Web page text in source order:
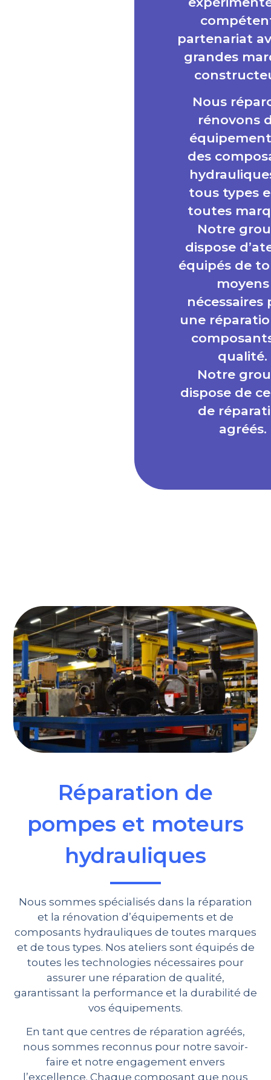
partenariat
grandes
Nous
rénovons
des
tous types
toutes
Notre
dispose
équipés de
moyens
nécessaires
une
qualité.
Notre
dispose de
de
agréés.
Réparation de
pompes et moteurs
hydrauliques
Nous sommes spécialisés dans la réparation
et la rénovation d’équipements et de
composants hydrauliques de toutes marques
et de tous types. Nos ateliers sont équipés de
toutes les technologies nécessaires pour
assurer une réparation de qualité,
garantissant la performance et la durabilité de
vos équipements.
En tant que centres de réparation agréés,
nous sommes reconnus pour notre savoir-
faire et notre engagement envers
l’excellence. Chaque composant que nous